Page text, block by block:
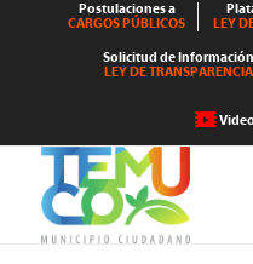
Postulaciones a
CARGOS PÚBLICOS
LEY
Solicitud de Información
LEY DE TRANSPARENCIA